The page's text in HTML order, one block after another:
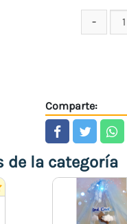
Comparte:
de la categoría